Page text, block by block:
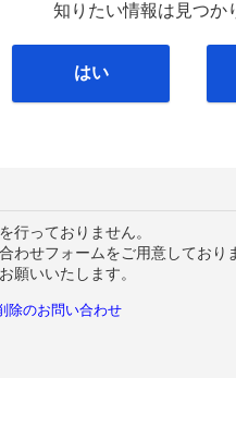
知りたい情報は見つか
はい
行っておりません。
わせフォームをご用意してお
願いいたします。
除のお問い合わせ